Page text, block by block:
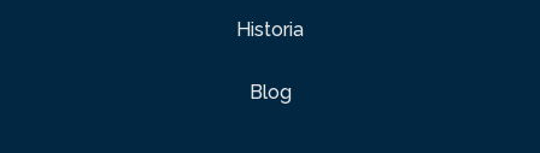
Historia
Blog